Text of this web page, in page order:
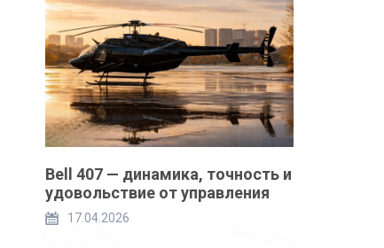
Bell 407 — динамика, точность и
удовольствие от управления
17.04.2026